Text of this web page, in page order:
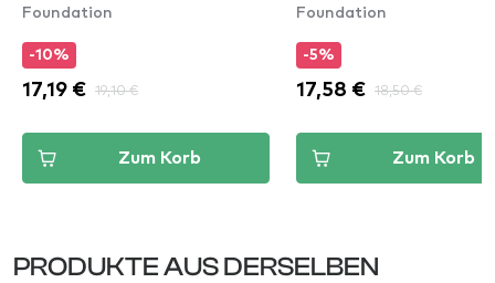
Vanilla
Foundation
-10%
17,19 € 19,10 €
Zum Korb
Foundation
-5%
17,58 € 18,50 €
Zum Korb
PRODUKTE AUS DERSELBEN